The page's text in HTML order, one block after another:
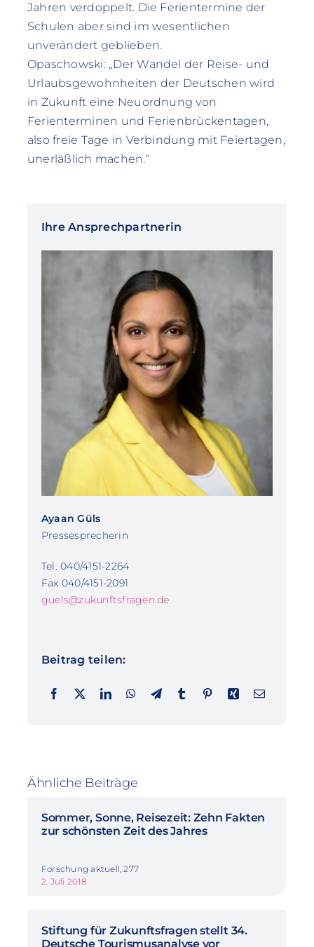
Jahren verdoppelt. Die Ferientermine der
Schulen aber sind im wesentlichen
unverändert geblieben.
Opaschowski: „Der Wandel der Reise- und
Urlaubsgewohnheiten der Deutschen wird
in Zukunft eine Neuordnung von
Ferienterminen und Ferienbrückentagen,
also freie Tage in Verbindung mit Feiertagen,
unerläßlich machen.“
Ihre Ansprechpartnerin
Ayaan Güls
Pressesprecherin
Tel. 040/4151-2264
Fax 040/4151-2091
guels@zukunftsfragen.de
Beitrag teilen:
Ähnliche Beiträge
Sommer, Sonne, Reisezeit: Zehn Fakten
zur schönsten Zeit des Jahres
Forschung aktuell, 277
2. Juli 2018
Stiftung für Zukunftsfragen stellt 34.
Deutsche Tourismusanalyse vor